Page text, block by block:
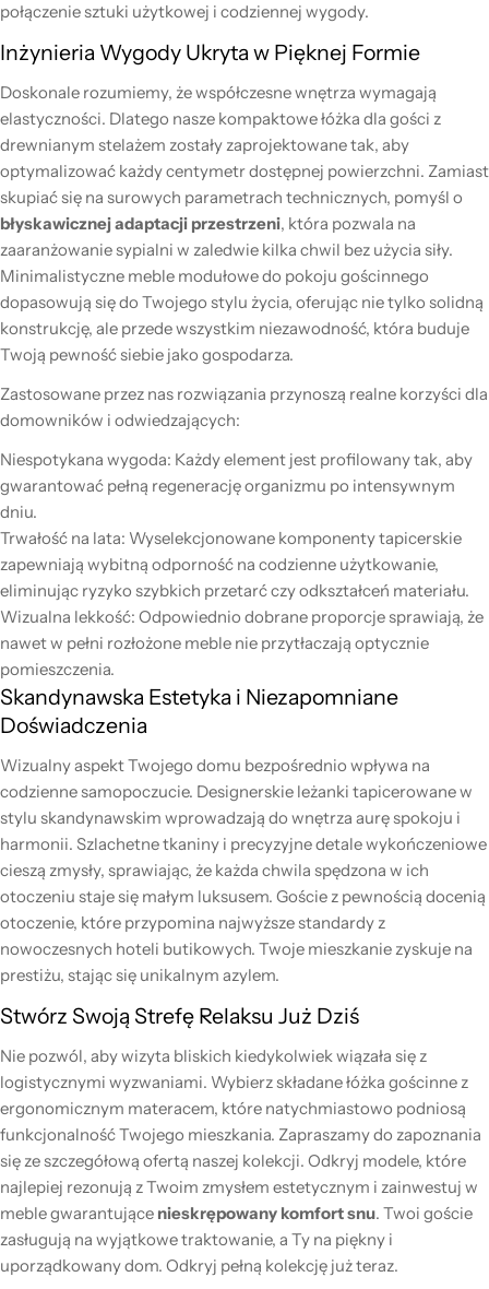
połączenie sztuki użytkowej i codziennej wygody.
Inżynieria Wygody Ukryta w Pięknej Formie
Doskonale rozumiemy, że współczesne wnętrza wymagają
elastyczności. Dlatego nasze kompaktowe łóżka dla gości z
drewnianym stelażem zostały zaprojektowane tak, aby
optymalizować każdy centymetr dostępnej powierzchni. Zamiast
skupiać się na surowych parametrach technicznych, pomyśl o
błyskawicznej adaptacji przestrzeni, która pozwala na
zaaranżowanie sypialni w zaledwie kilka chwil bez użycia siły.
Minimalistyczne meble modułowe do pokoju gościnnego
dopasowują się do Twojego stylu życia, oferując nie tylko solidną
konstrukcję, ale przede wszystkim niezawodność, która buduje
Twoją pewność siebie jako gospodarza.
Zastosowane przez nas rozwiązania przynoszą realne korzyści dla
domowników i odwiedzających:
Niespotykana wygoda: Każdy element jest profilowany tak, aby
gwarantować pełną regenerację organizmu po intensywnym
dniu.
Trwałość na lata: Wyselekcjonowane komponenty tapicerskie
zapewniają wybitną odporność na codzienne użytkowanie,
eliminując ryzyko szybkich przetarć czy odkształceń materiału.
Wizualna lekkość: Odpowiednio dobrane proporcje sprawiają, że
nawet w pełni rozłożone meble nie przytłaczają optycznie
pomieszczenia.
Skandynawska Estetyka i Niezapomniane
Doświadczenia
Wizualny aspekt Twojego domu bezpośrednio wpływa na
codzienne samopoczucie. Designerskie leżanki tapicerowane w
stylu skandynawskim wprowadzają do wnętrza aurę spokoju i
harmonii. Szlachetne tkaniny i precyzyjne detale wykończeniowe
cieszą zmysły, sprawiając, że każda chwila spędzona w ich
otoczeniu staje się małym luksusem. Goście z pewnością docenią
otoczenie, które przypomina najwyższe standardy z
nowoczesnych hoteli butikowych. Twoje mieszkanie zyskuje na
prestiżu, stając się unikalnym azylem.
Stwórz Swoją Strefę Relaksu Już Dziś
Nie pozwól, aby wizyta bliskich kiedykolwiek wiązała się z
logistycznymi wyzwaniami. Wybierz składane łóżka gościnne z
ergonomicznym materacem, które natychmiastowo podniosą
funkcjonalność Twojego mieszkania. Zapraszamy do zapoznania
się ze szczegółową ofertą naszej kolekcji. Odkryj modele, które
najlepiej rezonują z Twoim zmysłem estetycznym i zainwestuj w
meble gwarantujące nieskrępowany komfort snu. Twoi goście
zasługują na wyjątkowe traktowanie, a Ty na piękny i
uporządkowany dom. Odkryj pełną kolekcję już teraz.